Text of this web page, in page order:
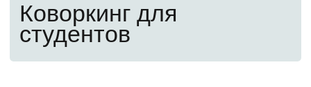
Оставьте заявку, чтобы
поступить в 2026 году